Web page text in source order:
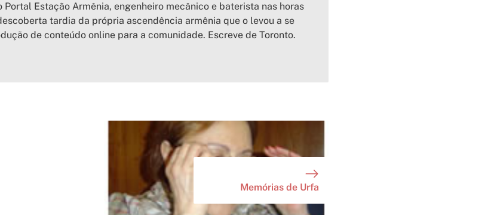
Portal Estação Armênia, engenheiro mecânico e baterista nas horas
tardia da própria ascendência armênia que o levou a se
de conteúdo online para a comunidade. Escreve de Toronto.
Memórias de Urfa